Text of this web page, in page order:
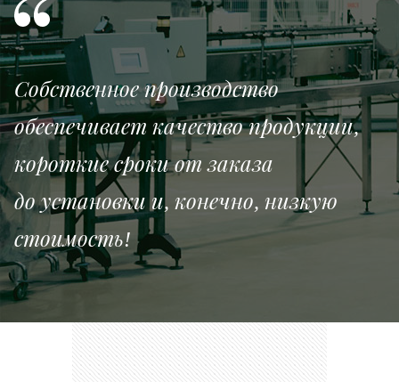
Собственное производство
обеспечивает качество продукции,
короткие сроки от заказа
до установки и, конечно, низкую
стоимость!